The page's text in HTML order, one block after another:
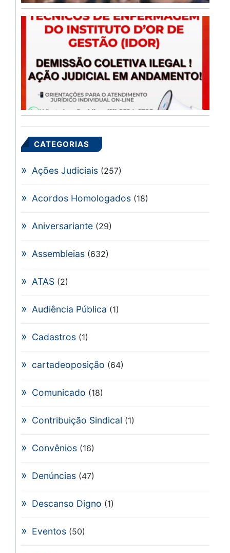
CATEGORIAS
Ações Judiciais (257)
Acordos Homologados (18)
Aniversariante (29)
Assembleias (632)
ATAS (2)
Audiência Pública (1)
Cadastros (1)
cartadeoposição (64)
Comunicado (18)
Contribuição Sindical (1)
Convênios (16)
Denúncias (47)
Descanso Digno (1)
Eventos (50)